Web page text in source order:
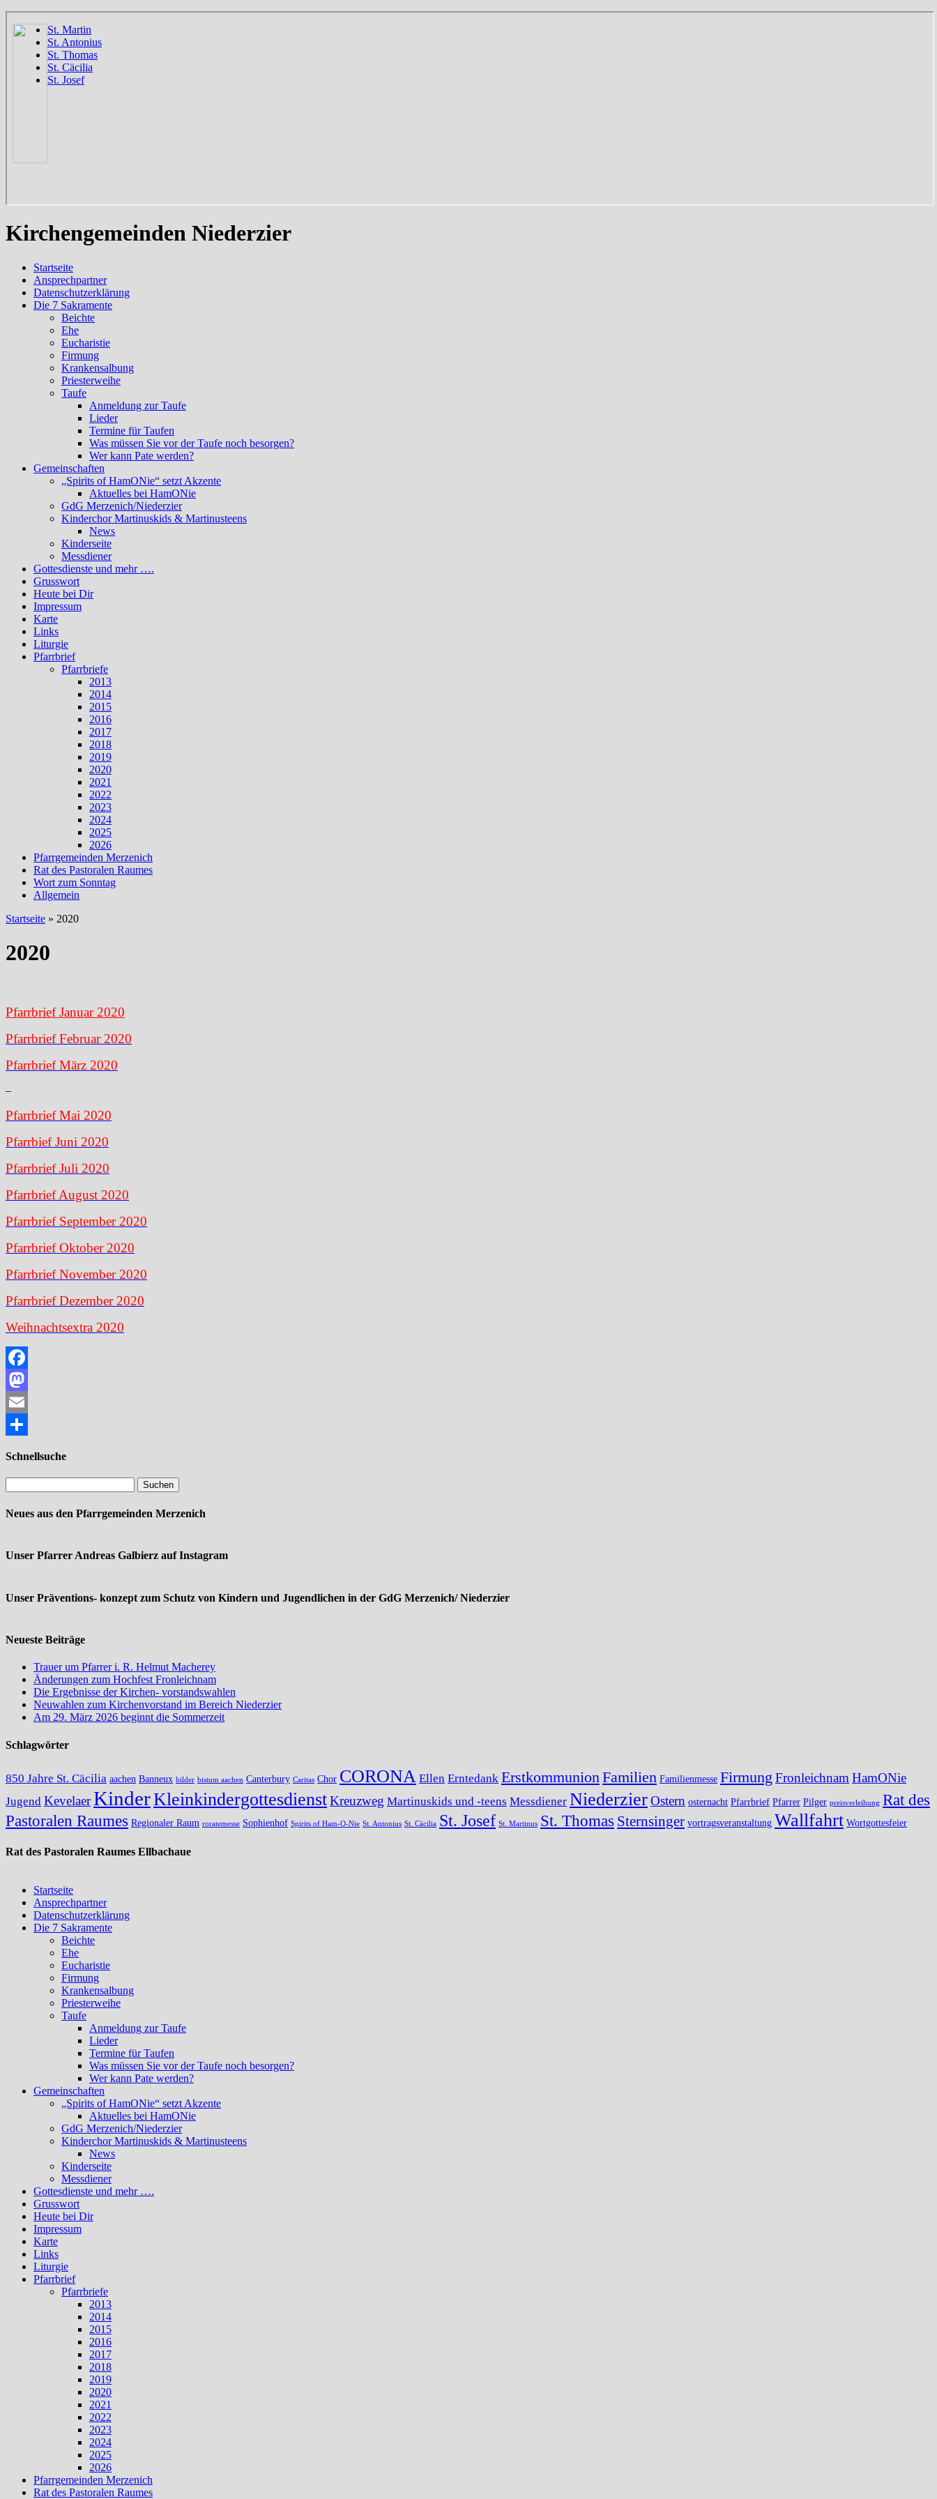
Kirchengemeinden Niederzier
Startseite
Ansprechpartner
Datenschutzerklärung
Die 7 Sakramente
Beichte
Ehe
Eucharistie
Firmung
Krankensalbung
Priesterweihe
Taufe
Anmeldung zur Taufe
Lieder
Termine für Taufen
Was müssen Sie vor der Taufe noch besorgen?
Wer kann Pate werden?
Gemeinschaften
„Spirits of HamONie“ setzt Akzente
Aktuelles bei HamONie
GdG Merzenich/Niederzier
Kinderchor Martinuskids & Martinusteens
News
Kinderseite
Messdiener
Gottesdienste und mehr ….
Grusswort
Heute bei Dir
Impressum
Karte
Links
Liturgie
Pfarrbrief
Pfarrbriefe
2013
2014
2015
2016
2017
2018
2019
2020
2021
2022
2023
2024
2025
2026
Pfarrgemeinden Merzenich
Rat des Pastoralen Raumes
Wort zum Sonntag
Allgemein
Startseite » 2020
2020
Pfarrbrief Januar 2020
Pfarrbrief Februar 2020
Pfarrbrief März 2020
–
Pfarrbrief Mai 2020
Pfarrbief Juni 2020
Pfarrbrief Juli 2020
Pfarrbrief August 2020
Pfarrbrief September 2020
Pfarrbrief Oktober 2020
Pfarrbrief November 2020
Pfarrbrief Dezember 2020
Weihnachtsextra 2020
Facebook
Mastodon
Email
Schnellsuche
Neues aus den Pfarrgemeinden Merzenich
Unser Pfarrer Andreas Galbierz auf Instagram
Unser Präventions- konzept zum Schutz von Kindern und Jugendlichen in der GdG Merzenich/ Niederzier
Neueste Beiträge
Trauer um Pfarrer i. R. Helmut Macherey
Änderungen zum Hochfest Fronleichnam
Die Ergebnisse der Kirchen- vorstandswahlen
Neuwahlen zum Kirchenvorstand im Bereich Niederzier
Am 29. März 2026 beginnt die Sommerzeit
Schlagwörter
850 Jahre St. Cäcilia aachen Banneux bilder bistum aachen Canterbury Caritas Chor CORONA Ellen Erntedank Erstkommunion Familien Familienmesse Firmung Fronleichnam HamONie
Jugend KevelaerKinderKleinkindergottesdienstKreuzweg Martinuskids und -teens Messdiener NiederzierOstern osternacht Pfarrbrief Pfarrer Pilger preisverleihung Rat des
Pastoralen Raumes Regionaler Raum roratemesse Sophienhof Spirits of Ham-O-Nie St. Antonius St. Cäcilia St. Josef St. Martinus St. Thomas Sternsinger vortragsveranstaltung Wallfahrt Wortgottesfeier
Rat des Pastoralen Raumes Ellbachaue
Startseite
Ansprechpartner
Datenschutzerklärung
Die 7 Sakramente
Beichte
Ehe
Eucharistie
Firmung
Krankensalbung
Priesterweihe
Taufe
Anmeldung zur Taufe
Lieder
Termine für Taufen
Was müssen Sie vor der Taufe noch besorgen?
Wer kann Pate werden?
Gemeinschaften
„Spirits of HamONie“ setzt Akzente
Aktuelles bei HamONie
GdG Merzenich/Niederzier
Kinderchor Martinuskids & Martinusteens
News
Kinderseite
Messdiener
Gottesdienste und mehr ….
Grusswort
Heute bei Dir
Impressum
Karte
Links
Liturgie
Pfarrbrief
Pfarrbriefe
2013
2014
2015
2016
2017
2018
2019
2020
2021
2022
2023
2024
2025
2026
Pfarrgemeinden Merzenich
Rat des Pastoralen Raumes